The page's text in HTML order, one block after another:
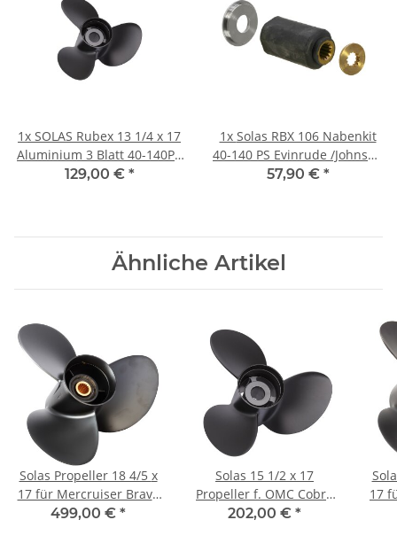
1x SOLAS Rubex 13 1/4 x 17
Aluminium 3 Blatt 40-140PS
4 1/4" Getriebe
129,00 € *
1x Solas RBX 106 Nabenkit
40-140 PS Evinrude /Johnson
/ OMC 13 Zähne
57,90 € *
Ähnliche Artikel
Solas Propeller 18 4/5 x
17 für Mercruiser Bravo
2 Two II 19 Zähnen
499,00 € *
Solas 15 1/2 x 17
Propeller f. OMC Cobra
King Cobra & Model 800
202,00 € *
17